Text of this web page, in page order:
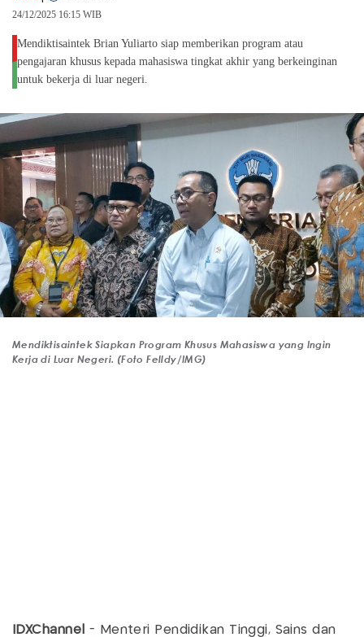
24/12/2025 16:15 WIB
Mendiktisaintek Brian Yuliarto siap memberikan program atau
pengajaran khusus kepada mahasiswa tingkat akhir yang berkeinginan
untuk bekerja di luar negeri.
Mendiktisaintek Siapkan Program Khusus Mahasiswa yang Ingin
Kerja di Luar Negeri. (Foto Felldy/IMG)
IDXChannel
- Menteri Pendidikan Tinggi, Sains dan